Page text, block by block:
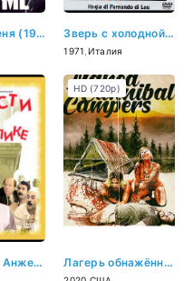
Прикрой меня (1995) Зверь с холодной кровью (1971)
1971 Италия
Страсти по Анжелике (1993) Лагерь обнажённых людоедок (2020)
HD (720p)